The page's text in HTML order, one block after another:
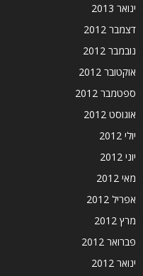
ינואר 2013
דצמבר 2012
נובמבר 2012
אוקטובר 2012
ספטמבר 2012
אוגוסט 2012
יולי 2012
יוני 2012
מאי 2012
אפריל 2012
מרץ 2012
פברואר 2012
ינואר 2012